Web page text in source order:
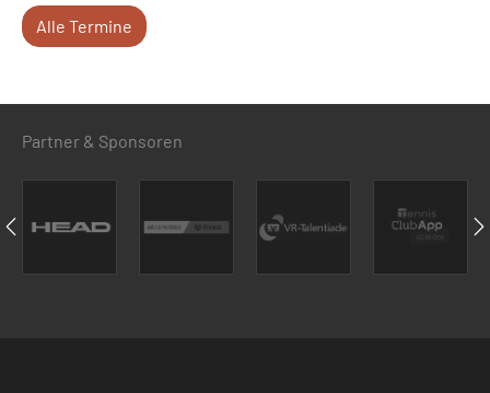
Alle Termine
Partner & Sponsoren